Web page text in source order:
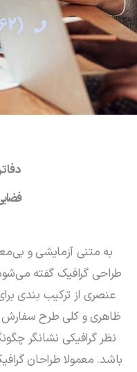
(262) 990 9997
به متنی آزمایشی و
طراحی گرافیک گفته
عنصری از ترکیب بندی
ظاهری و کلی طرح سفارش
نظر گرافیکی نشانگر
باشد. معمولا طراحان